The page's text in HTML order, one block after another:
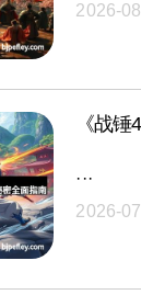
2026-
《战
···
2026-